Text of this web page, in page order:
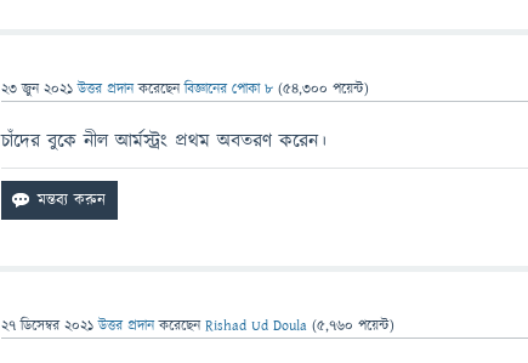
23 জুন 2021 উত্তর প্রদান করেছেনবিজ্ঞানের পোকা ৮ (54,300 পয়েন্ট)
চাঁদের বুকে নীল আর্মস্ট্রং প্রথম অবতরণ করেন।
27 ডিসেম্বর 2021 উত্তর প্রদান করেছেনRishad Ud Doula (5,760 পয়েন্ট)